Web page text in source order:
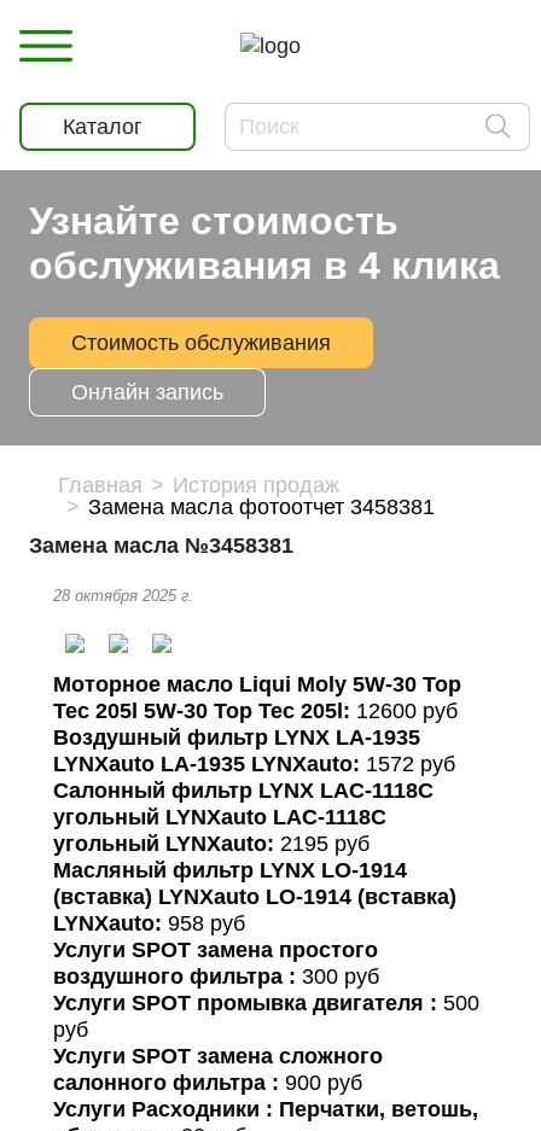
Каталог
Узнайте стоимость
обслуживания в 4 клика
Стоимость обслуживания
Онлайн запись
Главная
История продаж
Замена масла фотоотчет 3458381
Замена масла №3458381
28 октября 2025 г.
Моторное масло Liqui Moly 5W-30 Top
Tec 205l 5W-30 Top Tec 205l: 12600 руб
Воздушный фильтр LYNX LA-1935
LYNXauto LA-1935 LYNXauto: 1572 руб
Салонный фильтр LYNX LAC-1118C
угольный LYNXauto LAC-1118C
угольный LYNXauto: 2195 руб
Масляный фильтр LYNX LO-1914
(вставка) LYNXauto LO-1914 (вставка)
LYNXauto: 958 руб
Услуги SPOT замена простого
воздушного фильтра : 300 руб
Услуги SPOT промывка двигателя : 500
руб
Услуги SPOT замена сложного
салонного фильтра : 900 руб
Услуги Расходники : Перчатки, ветошь,